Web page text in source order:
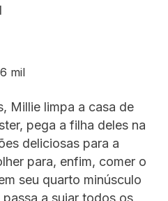
mil
Millie limpa a casa de
pega a filha deles na
deliciosas para a
para, enfim, comer o
seu quarto minúsculo
a sujar todos os